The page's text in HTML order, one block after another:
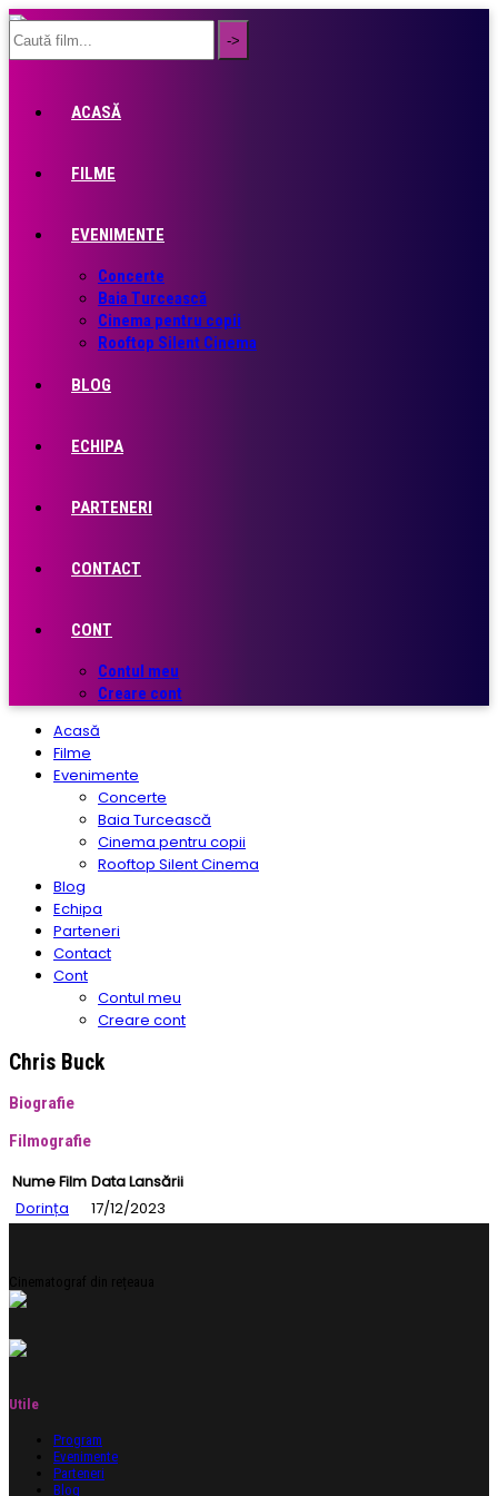
ACASĂ
FILME
EVENIMENTE
Concerte
Baia Turcească
Cinema pentru copii
Rooftop Silent Cinema
BLOG
ECHIPA
PARTENERI
CONTACT
CONT
Contul meu
Creare cont
Acasă
Filme
Evenimente
Concerte
Baia Turcească
Cinema pentru copii
Rooftop Silent Cinema
Blog
Echipa
Parteneri
Contact
Cont
Contul meu
Creare cont
Chris Buck
Biografie
Filmografie
Nume Film Data Lansării
Dorința
17/12/2023
Cinematograf din rețeaua
Utile
Program
Evenimente
Parteneri
Blog